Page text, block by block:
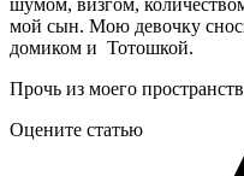
мой сын. Мою девочку
домиком и Тотошкой.
Прочь из моего
Оцените статью